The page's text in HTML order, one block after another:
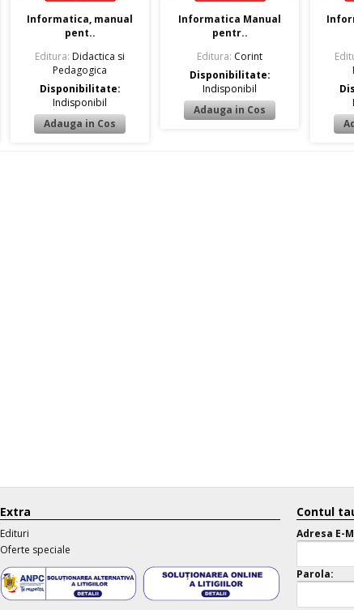
Informatica, manual
pent..
Editura: Didactica si
Pedagogica
Disponibilitate:
Indisponibil
Informatica Manual
pentr..
Editura: Corint
Disponibilitate:
Indisponibil
Extra
Edituri
Oferte speciale
Contul
Adresa E-
Parola: